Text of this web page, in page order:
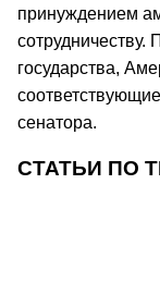
принуждением
сотрудничеству.
государства,
сенатора.
СТАТЬИ ПО